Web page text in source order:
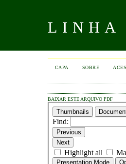
LINHA
CAPA SOBRE
BAIXAR ESTE ARQUIVO PDF